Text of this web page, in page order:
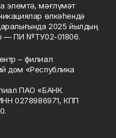
элемтә, мәғлүмәт
өлкәһендә
2025 йылдың
— ПИ №ТУ02-01806.
– филиал
дом «Республика
ПАО «БАНК
0278986971, КПП